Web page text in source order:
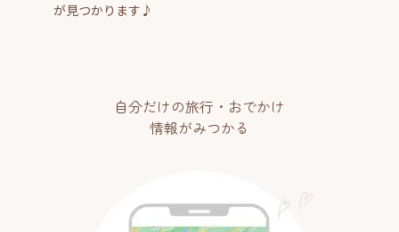
が見つかります♪
自分だけの旅行・おでかけ
情報がみつかる